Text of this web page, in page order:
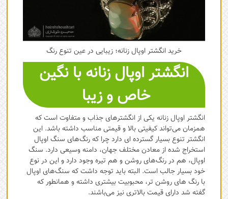
خرید انگشتر اوپال زنانه؛ زیبایی در عین تنوع رنگ
انگشتر اوپال زنانه با نگین
خاص و زیبا
انگشتر اوپال زنانه یکی از انگشترهای جذاب و متفاوت است که
همزمان می‌تواند کیفیتی بالا و قیمتی مناسب داشته باشد. این
انگشتر تنوع بسیار گسترده ای دارد چرا که رنگ‌های سنگ اوپال
استخراج شده از معادن مختلف جهان، دامنه وسیعی دارد. سنگ
اوپال، هم در رنگ‌های روشن و هم تیره وجود دارد و این در نوع
خود بسیار جالب است. البته باید توجه داشت که سنگ‌های اوپال
با رنگ های روشن تر، محبوبیت بیشتری داشته و همانطور که
گفته شد دارای قیمت بالاتری نیز می‌باشند.